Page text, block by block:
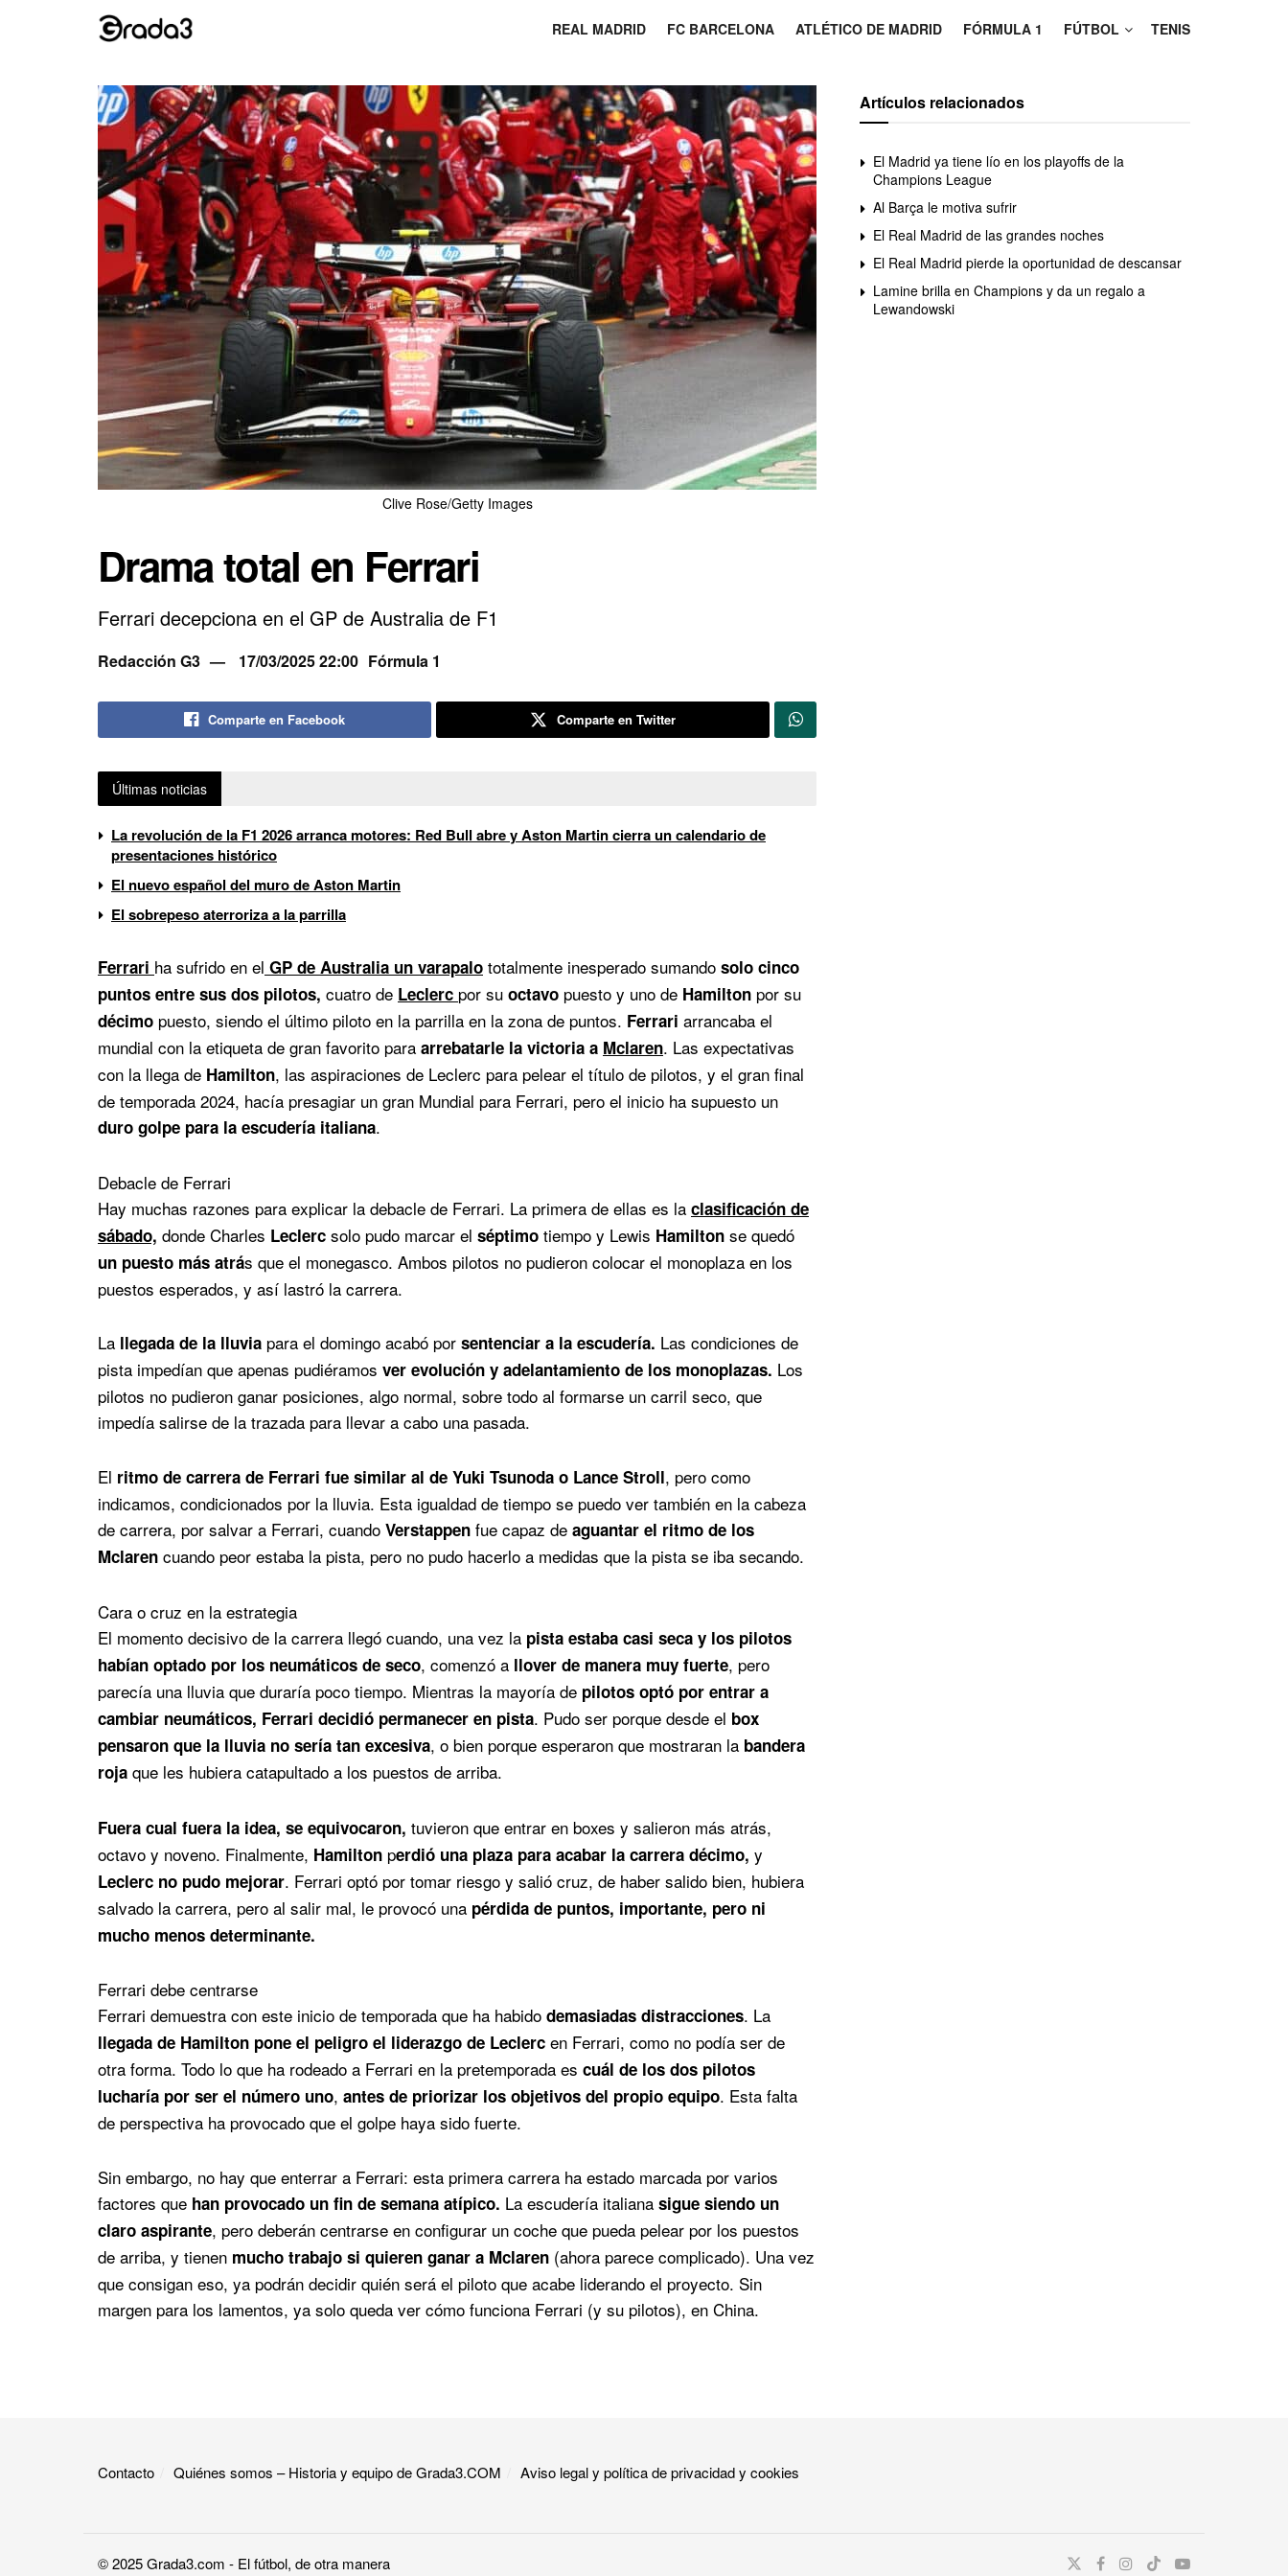
REAL MADRID FC BARCELONA ATLÉTICO DE MADRID FÓRMULA 1 FÚTBOL TENIS
Clive Rose/Getty Images
Drama total en Ferrari
Ferrari decepciona en el GP de Australia de F1
Redacción G3 17/03/2025 22:00 Fórmula 1
Comparte en Facebook Comparte en Twitter
Últimas noticias
La revolución de la F1 2026 arranca motores: Red Bull abre y Aston Martin cierra un calendario de
presentaciones histórico
El nuevo español del muro de Aston Martin
El sobrepeso aterroriza a la parrilla
Ferrari ha sufrido en el GP de Australia un varapalo totalmente inesperado sumando solo cinco
puntos entre sus dos pilotos, cuatro de Leclerc por su octavo puesto y uno de Hamilton por su
décimo puesto, siendo el último piloto en la parrilla en la zona de puntos. Ferrari arrancaba el
mundial con la etiqueta de gran favorito para arrebatarle la victoria a Mclaren. Las expectativas
con la llega de Hamilton, las aspiraciones de Leclerc para pelear el título de pilotos, y el gran final
de temporada 2024, hacía presagiar un gran Mundial para Ferrari, pero el inicio ha supuesto un
duro golpe para la escudería italiana.
Debacle de Ferrari
Hay muchas razones para explicar la debacle de Ferrari. La primera de ellas es la clasificación de
sábado, donde Charles Leclerc solo pudo marcar el séptimo tiempo y Lewis Hamilton se quedó
un puesto más atrás que el monegasco. Ambos pilotos no pudieron colocar el monoplaza en los
puestos esperados, y así lastró la carrera.
La llegada de la lluvia para el domingo acabó por sentenciar a la escudería. Las condiciones de
pista impedían que apenas pudiéramos ver evolución y adelantamiento de los monoplazas. Los
pilotos no pudieron ganar posiciones, algo normal, sobre todo al formarse un carril seco, que
impedía salirse de la trazada para llevar a cabo una pasada.
El ritmo de carrera de Ferrari fue similar al de Yuki Tsunoda o Lance Stroll, pero como
indicamos, condicionados por la lluvia. Esta igualdad de tiempo se puedo ver también en la cabeza
de carrera, por salvar a Ferrari, cuando Verstappen fue capaz de aguantar el ritmo de los
Mclaren cuando peor estaba la pista, pero no pudo hacerlo a medidas que la pista se iba secando.
Cara o cruz en la estrategia
El momento decisivo de la carrera llegó cuando, una vez la pista estaba casi seca y los pilotos
habían optado por los neumáticos de seco, comenzó a llover de manera muy fuerte, pero
parecía una lluvia que duraría poco tiempo. Mientras la mayoría de pilotos optó por entrar a
cambiar neumáticos, Ferrari decidió permanecer en pista. Pudo ser porque desde el box
pensaron que la lluvia no sería tan excesiva, o bien porque esperaron que mostraran la bandera
roja que les hubiera catapultado a los puestos de arriba.
Fuera cual fuera la idea, se equivocaron, tuvieron que entrar en boxes y salieron más atrás,
octavo y noveno. Finalmente, Hamilton perdió una plaza para acabar la carrera décimo, y
Leclerc no pudo mejorar. Ferrari optó por tomar riesgo y salió cruz, de haber salido bien, hubiera
salvado la carrera, pero al salir mal, le provocó una pérdida de puntos, importante, pero ni
mucho menos determinante.
Ferrari debe centrarse
Ferrari demuestra con este inicio de temporada que ha habido demasiadas distracciones. La
llegada de Hamilton pone el peligro el liderazgo de Leclerc en Ferrari, como no podía ser de
otra forma. Todo lo que ha rodeado a Ferrari en la pretemporada es cuál de los dos pilotos
lucharía por ser el número uno, antes de priorizar los objetivos del propio equipo. Esta falta
de perspectiva ha provocado que el golpe haya sido fuerte.
Sin embargo, no hay que enterrar a Ferrari: esta primera carrera ha estado marcada por varios
factores que han provocado un fin de semana atípico. La escudería italiana sigue siendo un
claro aspirante, pero deberán centrarse en configurar un coche que pueda pelear por los puestos
de arriba, y tienen mucho trabajo si quieren ganar a Mclaren (ahora parece complicado). Una vez
que consigan eso, ya podrán decidir quién será el piloto que acabe liderando el proyecto. Sin
margen para los lamentos, ya solo queda ver cómo funciona Ferrari (y su pilotos), en China.
Artículos relacionados
El Madrid ya tiene lío en los playoffs de la
Champions League
Al Barça le motiva sufrir
El Real Madrid de las grandes noches
El Real Madrid pierde la oportunidad de descansar
Lamine brilla en Champions y da un regalo a
Lewandowski
Contacto Quiénes somos – Historia y equipo de Grada3.COM Aviso legal y política de privacidad y cookies​
© 2025Grada3.com - El fútbol, de otra manera